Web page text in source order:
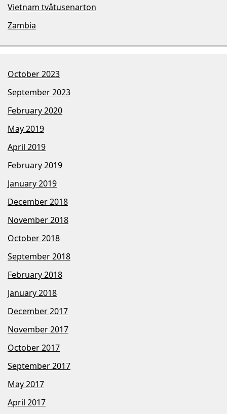
Vietnam tvåtusenarton
Zambia
October 2023
September 2023
February 2020
May 2019
April 2019
February 2019
January 2019
December 2018
November 2018
October 2018
September 2018
February 2018
January 2018
December 2017
November 2017
October 2017
September 2017
May 2017
April 2017